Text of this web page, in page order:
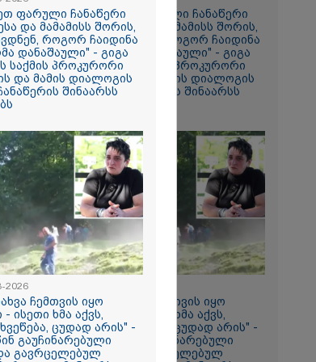
"მოვიპოვეთ ფარული ჩანაწერი
ნია იმნაძესა და მამამისს შორის,
განიხილავდნენ, როგორ ჩაიდინა
გაბაშვილმა დანაშაული" - გიგა
ავალიანის საქმის პროკურორი
ნია იმნაძის და მამის დიალოგის
ფარული ჩანაწერის შინაარსს
"ვიდეოს ნახვა ჩემთვის იყო
სიკვდილი - ისეთი ხმა აქვს,
თითქოს ეხვეწება, ცუდად არის" -
12 წლის წინ გაუჩინარებული
ბიჭის დედა გავრცელებულ
ფარული ჩანაწერი
და მამამისს შორის,
როგორ ჩაიდინა
დანაშაული" - გიგა
საქმის პროკურორი
და მამის დიალოგის
შინაარსს
2026
ჩემთვის იყო
ისეთი ხმა აქვს,
ცუდად არის" -
გაუჩინარებული
გავრცელებულ